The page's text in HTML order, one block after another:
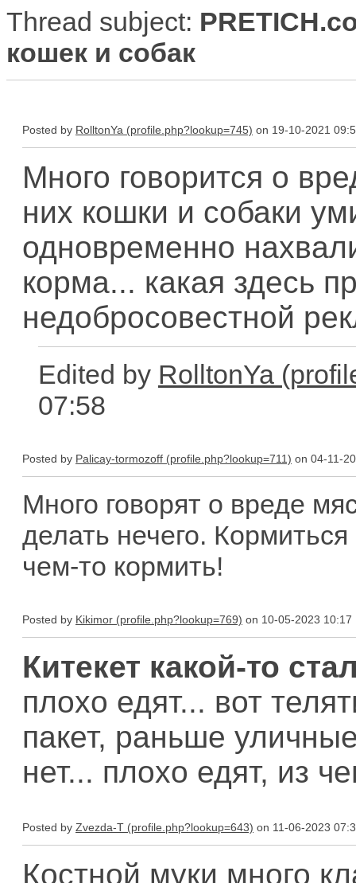
Thread subject:
кошек и собак
Posted by RolltonYa on 19-10-2021
Много говорится о
них кошки и собаки
одновременно
корма... какая здесь
недобросовестной
Edited by RolltonYa
07:58
Posted by Palicay-tormozoff on 04-11-
Много говорят о вреде
делать нечего.
чем-то кормить!
Posted by Kikimor on 10-05-2023 10:17
Китекет какой-то
плохо едят... вот
пакет, раньше
нет... плохо едят, из
Posted by Zvezda-T on 11-06-2023
Костной муки много